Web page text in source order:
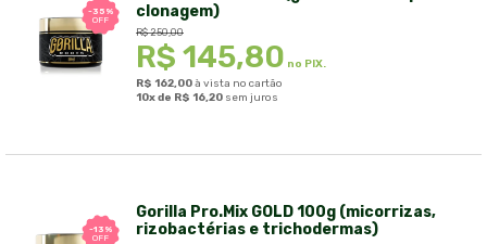
-35%
OFF
clonagem)
R$250,00
R$ 145,80 no PIX.
R$ 162,00à vista no cartão
10x de R$ 16,20 sem juros
-13%
OFF
Gorilla Pro.Mix GOLD 100g (micorrizas,
rizobactérias e trichodermas)